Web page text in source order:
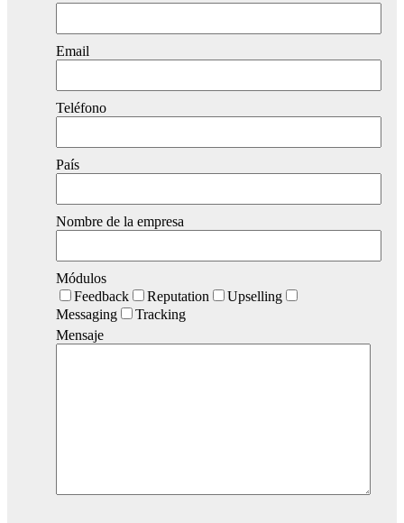
Email
Teléfono
País
Nombre de la empresa
Módulos
Feedback
Reputation
Upselling
Messaging
Tracking
Mensaje